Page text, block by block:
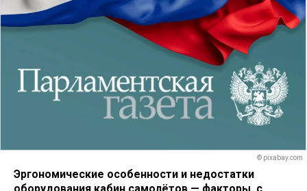
© pixabay.com
Эргономические особенности и недостатки
оборудования кабин самолётов — факторы, с